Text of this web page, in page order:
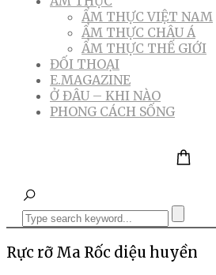
ẨM THỰC VIỆT NAM
ẨM THỰC CHÂU Á
ẨM THỰC THẾ GIỚI
ĐỐI THOẠI
E.MAGAZINE
Ở ĐÂU – KHI NÀO
PHONG CÁCH SỐNG
Rực rỡ Ma Rốc diệu huyền